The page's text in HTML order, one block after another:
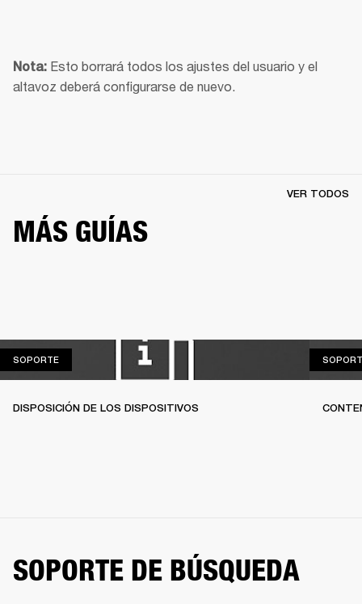
Nota: Esto borrará todos los ajustes del usuario y el
altavoz deberá configurarse de nuevo.
MÁS GUÍAS
VER TODOS
SOPORTESOPORTE
DISPOSICIÓN DE LOS DISPOSITIVOS
SOPORTE DE BÚSQUEDA